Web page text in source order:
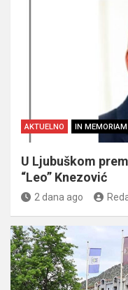
AKTUELNO IN MEMORIAM
U Ljubuškom
“Leo” Knezović
2 dana ago